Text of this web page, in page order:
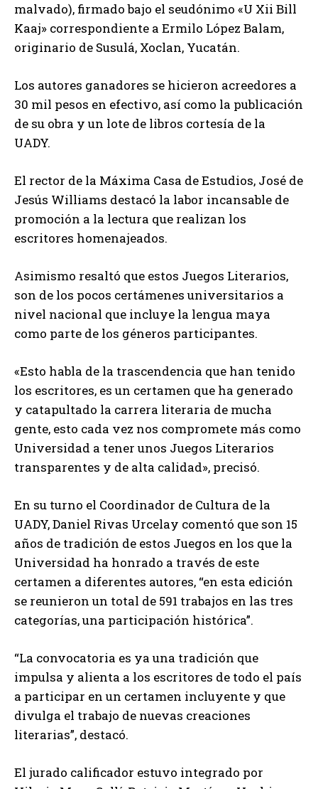
malvado), firmado bajo el seudónimo «U Xii Bill
Kaaj» correspondiente a Ermilo López Balam,
originario de Susulá, Xoclan, Yucatán.
Los autores ganadores se hicieron acreedores a
30 mil pesos en efectivo, así como la publicación
de su obra y un lote de libros cortesía de la
UADY.
El rector de la Máxima Casa de Estudios, José de
Jesús Williams destacó la labor incansable de
promoción a la lectura que realizan los
escritores homenajeados.
Asimismo resaltó que estos Juegos Literarios,
son de los pocos certámenes universitarios a
nivel nacional que incluye la lengua maya
como parte de los géneros participantes.
«Esto habla de la trascendencia que han tenido
los escritores, es un certamen que ha generado
y catapultado la carrera literaria de mucha
gente, esto cada vez nos compromete más como
Universidad a tener unos Juegos Literarios
transparentes y de alta calidad», precisó.
En su turno el Coordinador de Cultura de la
UADY, Daniel Rivas Urcelay comentó que son 15
años de tradición de estos Juegos en los que la
Universidad ha honrado a través de este
certamen a diferentes autores, “en esta edición
se reunieron un total de 591 trabajos en las tres
categorías, una participación histórica”.
“La convocatoria es ya una tradición que
impulsa y alienta a los escritores de todo el país
a participar en un certamen incluyente y que
divulga el trabajo de nuevas creaciones
literarias”, destacó.
El jurado calificador estuvo integrado por